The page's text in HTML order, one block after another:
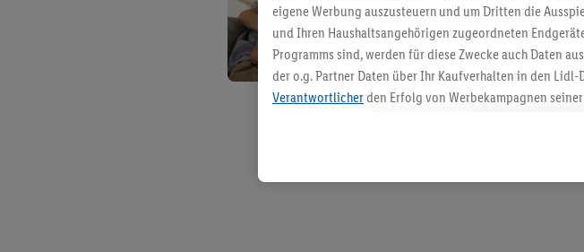
eigene Werbung auszusteuern und um Dritten die
und Ihren Haushaltsangehörigen zugeordneten
Programms sind, werden für diese Zwecke auch Daten
der o.g. Partner Daten über Ihr Kaufverhalten in den
Verantwortlicherden Erfolg von Werbekampagnen
angereicherten Profilen. Dies umfasst die
Kaufverhalten in den Lidl-Diensten, Informationen aus
genauen Standortdaten) auch über verschiedene